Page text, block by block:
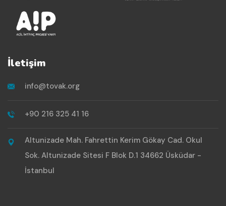
İletişim
info@tovak.org
+90 216 325 41 16
Altunizade Mah. Fahrettin Kerim Gökay Cad. Okul
Sok. Altunizade Sitesi F Blok D.1 34662 Üsküdar -
İstanbul